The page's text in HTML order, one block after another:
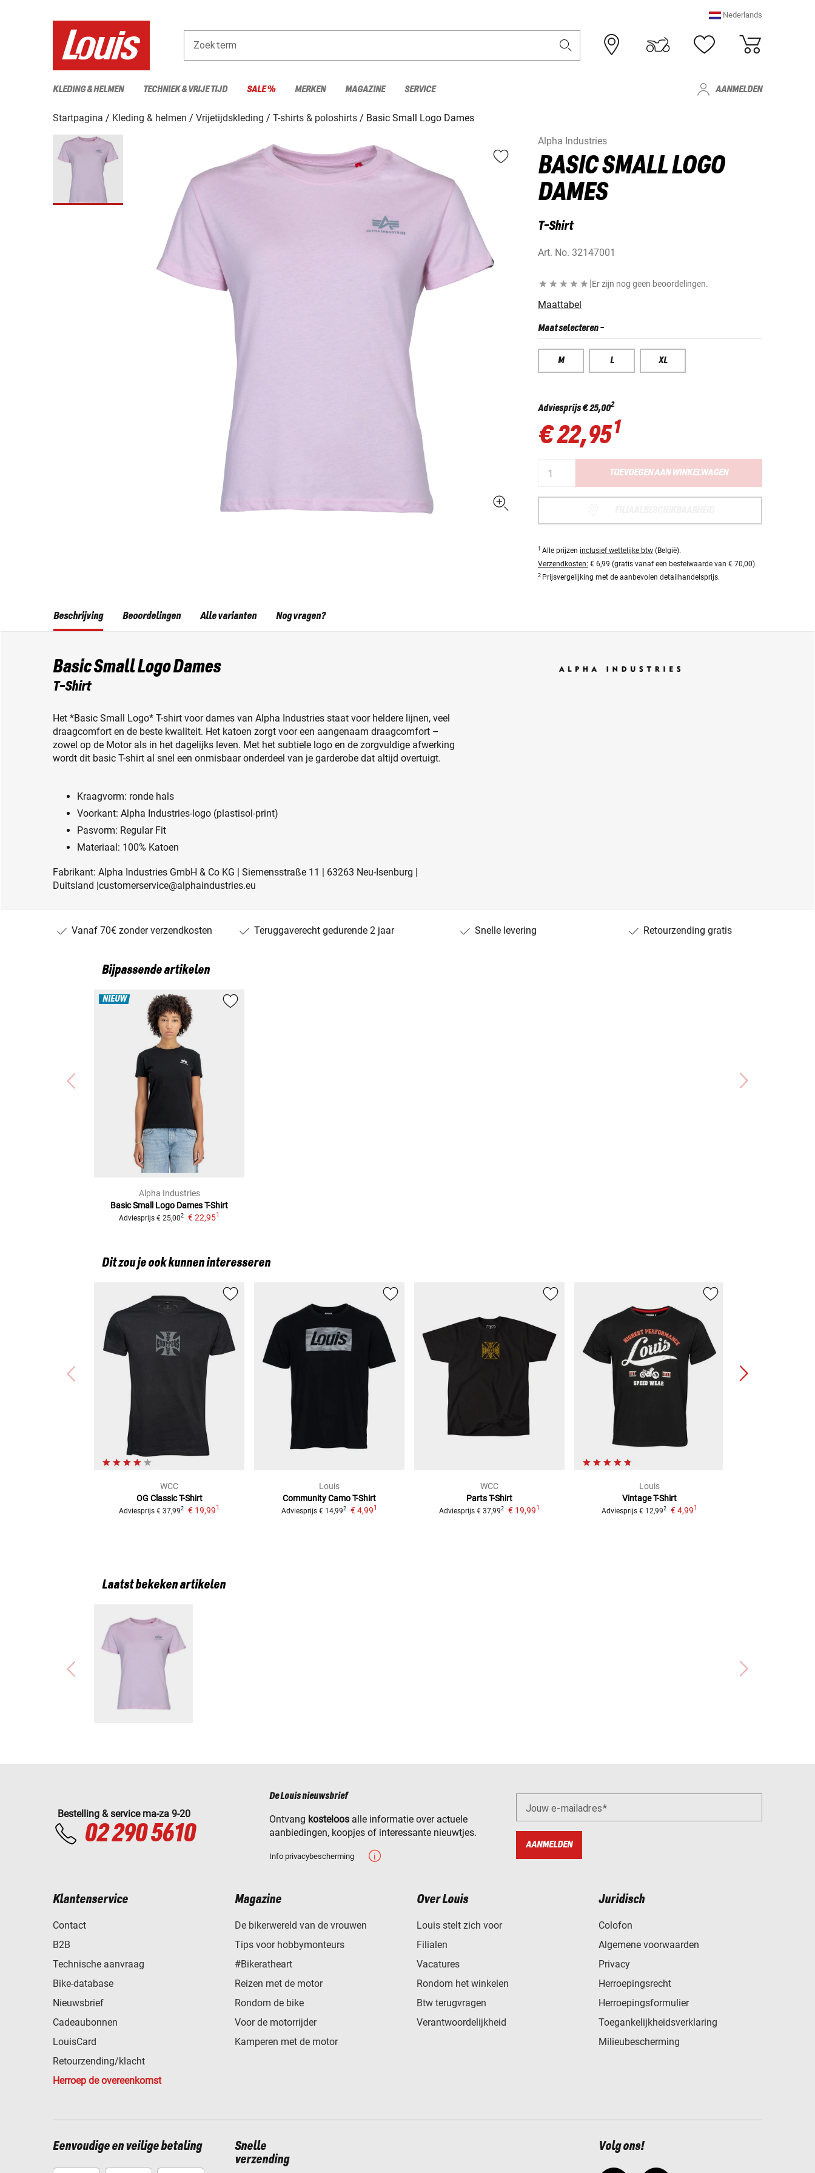
Nederlands
Zoekterm
KLEDING & HELMEN TECHNIEK & VRIJE TIJD SALE % MERKEN MAGAZINE SERVICE AANMELDEN
Startpagina Kleding & helmen Vrijetijdskleding T-shirts & poloshirts
Basic Small Logo Dames
Alpha Industries
BASIC SMALL LOGO
DAMES
T-Shirt
Art. No. 32147001
|Er zijn nog geen beoordelingen.
Maattabel
Maat selecteren-
M L XL
Adviesprijs€ 25,002
€ 22,951
TOEVOEGEN AAN WINKELWAGEN
1 Alle prijzen inclusief wettelijke btw (België).
Verzendkosten: € 6,99 (gratis vanaf een bestelwaarde van € 70,00).
2 Prijsvergelijking met de aanbevolen detailhandelsprijs.
Beschrijving
Basic Small Logo Dames
T-Shirt
Het *Basic Small Logo* T-shirt voor dames van Alpha Industries staat voor heldere lijnen, veel
draagcomfort en de beste kwaliteit. Het katoen zorgt voor een aangenaam draagcomfort –
zowel op de Motor als in het dagelijks leven. Met het subtiele logo en de zorgvuldige afwerking
wordt dit basic T-shirt al snel een onmisbaar onderdeel van je garderobe dat altijd overtuigt.
Kraagvorm: ronde hals
Voorkant: Alpha Industries-logo (plastisol-print)
Pasvorm: Regular Fit
Materiaal: 100% Katoen
Fabrikant: Alpha Industries GmbH & Co KG | Siemensstraße 11 | 63263 Neu-Isenburg |
Duitsland |customerservice@alphaindustries.eu
Beoordelingen Alle varianten Nog vragen?
Vanaf 70€ zonder verzendkosten Teruggaverecht gedurende 2 jaar Snelle levering Retourzending gratis
Bijpassende artikelen
NIEUW
Alpha Industries
Basic Small Logo DamesT-Shirt
Adviesprijs € 25,002 € 22,951
Dit zou je ook kunnen interesseren
WCC
OG Classic T-Shirt
Adviesprijs € 37,992 € 19,991
Louis
Community CamoT-Shirt
Adviesprijs € 14,992 € 4,991
WCC
PartsT-Shirt
Adviesprijs € 37,992 € 19,991
Louis
VintageT-Shirt
Adviesprijs € 12,992 € 4,991
Laatst bekeken artikelen
Bestelling & service ma-za 9-20
02 290 5610
De Louis nieuwsbrief
Ontvang kosteloos alle informatie over actuele
aanbiedingen, koopjes of interessante nieuwtjes.
Info privacybescherming
Jouw e-mailadres
AANMELDEN
Klantenservice
Contact
B2B
Technische aanvraag
Bike-database
Nieuwsbrief
Cadeaubonnen
LouisCard
Retourzending/klacht
Herroep de overeenkomst
Magazine
De bikerwereld van de vrouwen
Tips voor hobbymonteurs
#Bikeratheart
Reizen met de motor
Rondom de bike
Voor de motorrijder
Kamperen met de motor
Over Louis
Louis stelt zich voor
Filialen
Vacatures
Rondom het winkelen
Btw terugvragen
Verantwoordelijkheid
Juridisch
Colofon
Algemene voorwaarden
Privacy
Herroepingsrecht
Herroepingsformulier
Toegankelijkheidsverklaring
Milieubescherming
Eenvoudige en veilige betaling
Snelle
verzending
Volg ons!